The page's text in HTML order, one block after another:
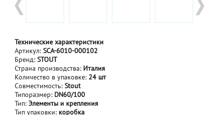
Технические характеристики
Артикул: SCA-6010-000102
Бренд: STOUT
Страна производства: Италия
Количество в упаковке: 24 шт
Совместимость: Stout
Типоразмер: DN60/100
Тип: Элементы и крепления
Тип упаковки: коробка